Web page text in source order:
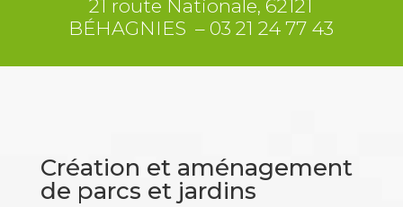
21 route Nationale, 62121
BÉHAGNIES –03 21 24 77 43
Création et aménagement
de parcs et jardins